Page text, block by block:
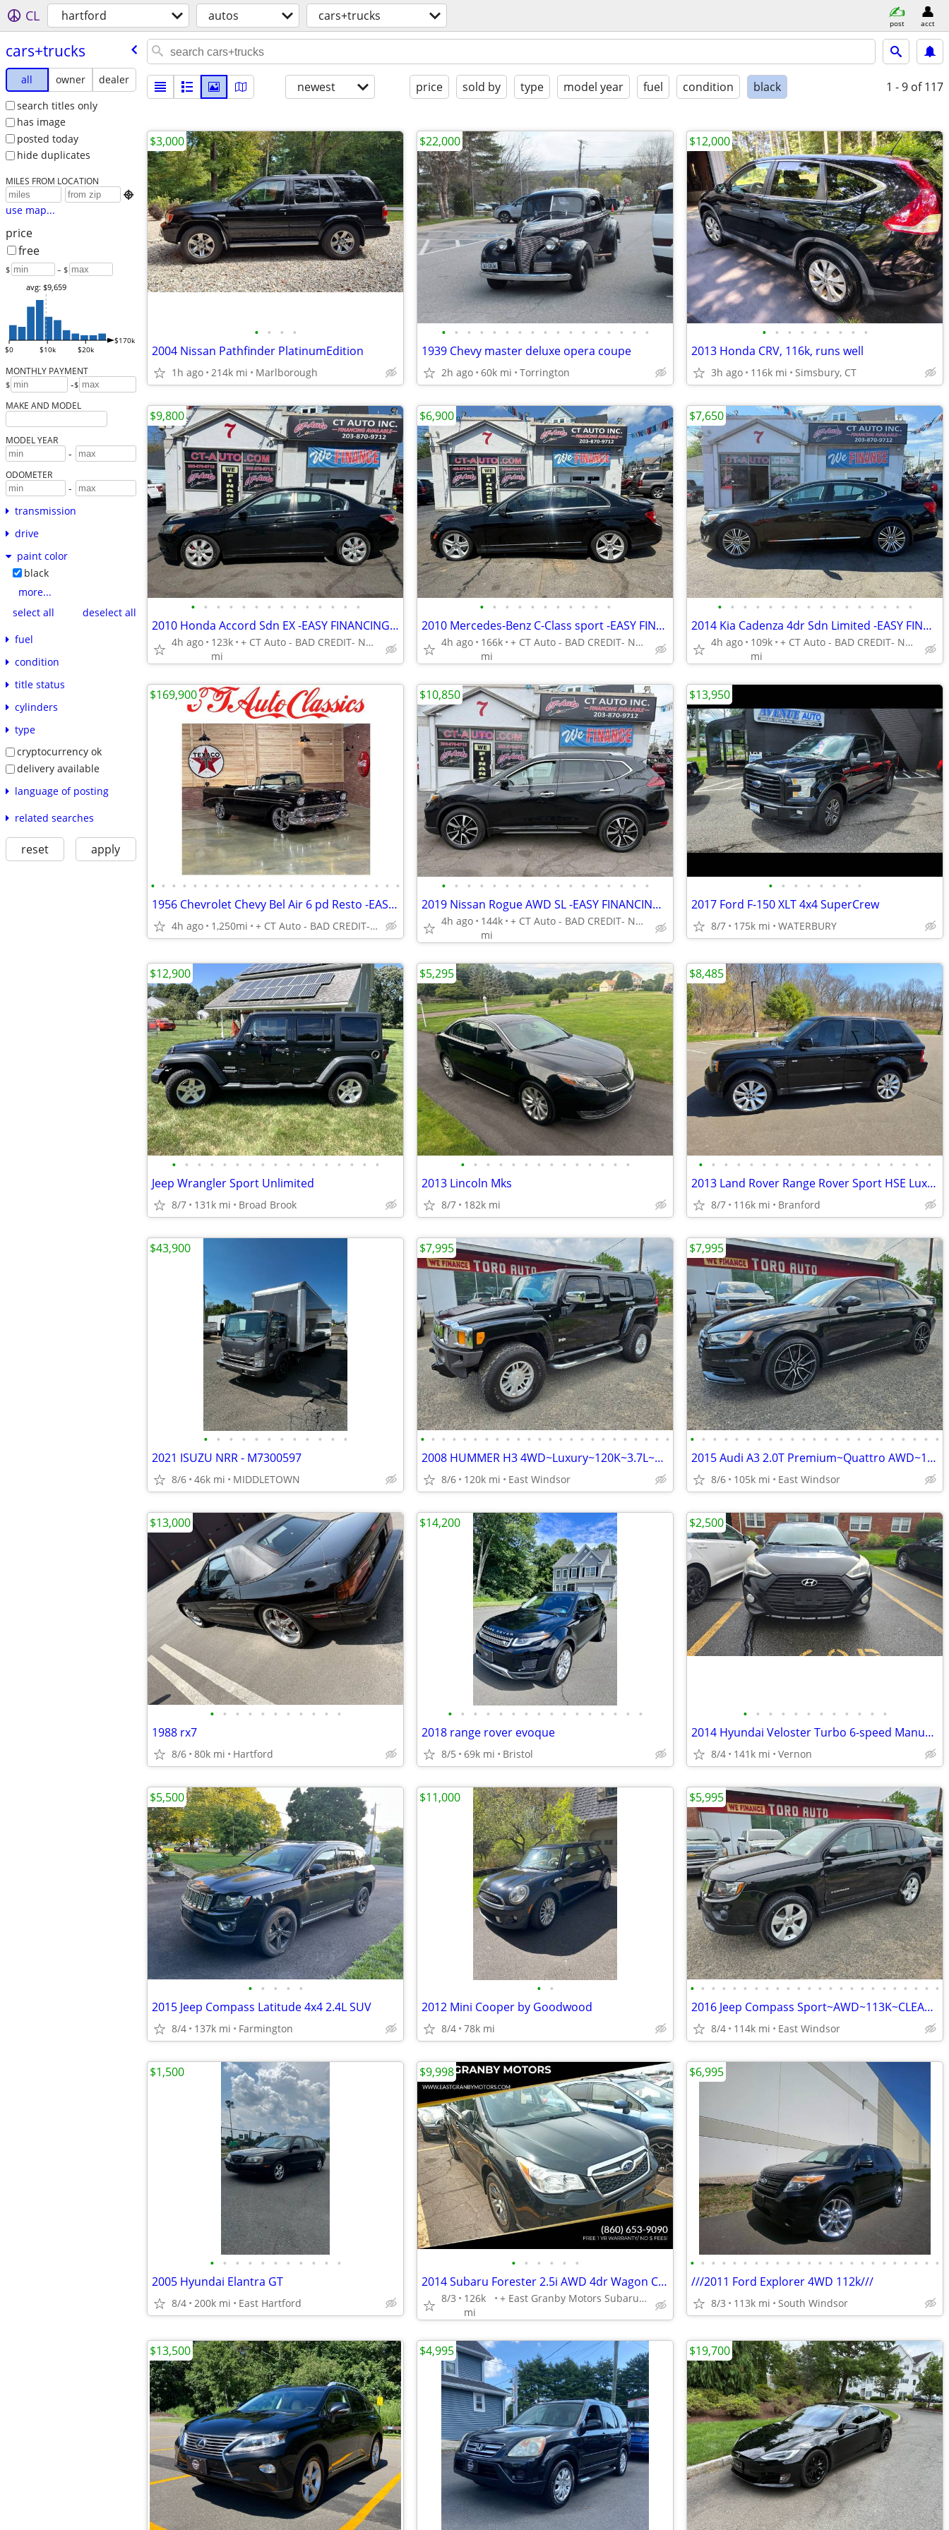
CL hartford autos cars+trucks post acct
cars+trucks
all owner
dealer
search titles only
has image
posted today
hide duplicates
MILES FROM LOCATION

use map...
price
free
$ – $
$0 $10k $20k
$170k
avg: $9,659
MONTHLY PAYMENT
$ -$
MAKE AND MODEL
MODEL YEAR
-
ODOMETER
-
transmission
drive
paint color
black
more...
select all
deselect all
fuel
condition
title status
cylinders
type
cryptocurrency ok
delivery available
language of posting
related searches
reset apply
newest price sold by type model year fuel condition black 1 - 9 of 117
• • • •
2004 Nissan Pathfinder PlatinumEdition
1h ago 214k mi Marlborough
$3,000
• • • • • • • • • • • • • • • • •
1939 Chevy master deluxe opera coupe
2h ago 60k mi Torrington
$22,000
• • • • • • • • •
2013 Honda CRV, 116k, runs well
3h ago 116k mi Simsbury, CT
$12,000
• • • • • • • • • • • • • •
2010 Honda Accord Sdn EX -EASY FINANCING AVAILABLE
4h ago
123k
mi
+ CT Auto - BAD CREDIT- NO CREDIT- NO PROBLEM!
$9,800
• • • • • • • • • • •
2010 Mercedes-Benz C-Class sport -EASY FINANCING AVAILABLE
4h ago
166k
mi
+ CT Auto - BAD CREDIT- NO CREDIT- NO PROBLEM!
$6,900
• • • • • • • • • • • • • • • •
2014 Kia Cadenza 4dr Sdn Limited -EASY FINANCING AVAILABLE
4h ago
109k
mi
+ CT Auto - BAD CREDIT- NO CREDIT- NO PROBLEM!
$7,650
• • • • • • • • • • • • • • • • • • • • • • • •
1956 Chevrolet Chevy Bel Air 6 pd Resto -EASY FINANCING AVAILABLE
4h ago 1,250mi + CT Auto - BAD CREDIT- NO CREDIT- NO PROBLEM!
$169,900
• • • • • • • • • • • • • • • • •
2019 Nissan Rogue AWD SL -EASY FINANCING AVAILABLE
4h ago
144k
mi
+ CT Auto - BAD CREDIT- NO CREDIT- NO PROBLEM!
$10,850
• • • • • • • •
2017 Ford F-150 XLT 4x4 SuperCrew
8/7 175k mi WATERBURY
$13,950
• • • • • • • • • • • • • • • • •
Jeep Wrangler Sport Unlimited
8/7 131k mi Broad Brook
$12,900
• • • • • • • • • • • • • •
2013 Lincoln Mks
8/7 182k mi
$5,295
• • • • • • • • • • • • • • • • • • •
2013 Land Rover Range Rover Sport HSE Luxury... With 116k Miles!!
8/7 116k mi Branford
$8,485
• • • • • • • • • • • •
2021 ISUZU NRR - M7300597
8/6 46k mi MIDDLETOWN
$43,900
• • • • • • • • • • • • • • • • • • • • • • • •
2008 HUMMER H3 4WD~Luxury~120K~3.7L~CLEAN~Finance HERE~~DEAL~~!!
8/6 120k mi East Windsor
$7,995
• • • • • • • • • • • • • • • • • • • • • • •
2015 Audi A3 2.0T Premium~Quattro AWD~105K~Gas SAVER!~Finance HERE~DEA
8/6 105k mi East Windsor
$7,995
• • • • • • • • • • •
1988 rx7
8/6 80k mi Hartford
$13,000
• • • • • • • • • • • • • • • •
2018 range rover evoque
8/5 69k mi Bristol
$14,200
• • • • • • • • • • • •
2014 Hyundai Veloster Turbo 6-speed Manual MECHANIC'S SPECIAL
8/4 141k mi Vernon
$2,500
• • • • •
2015 Jeep Compass Latitude 4x4 2.4L SUV
8/4 137k mi Farmington
$5,500
• •
2012 Mini Cooper by Goodwood
8/4 78k mi
$11,000
• • • • • • • • • • • • • • • • • • • • • • • •
2016 Jeep Compass Sport~AWD~113K~CLEAN~Cheap+Reliable~Finance HERE~DEA
8/4 114k mi East Windsor
$5,995
• • • • • • • • • • •
2005 Hyundai Elantra GT
8/4 200k mi East Hartford
$1,500
• • • • • •
2014 Subaru Forester 2.5i AWD 4dr Wagon CVT - 1 YEAR WARRANTY!!!
8/3
126k
mi
+ East Granby Motors Subaru Specialists
$9,998
• • • • • • • • • • • • • • • • • • • • • • • •
///2011 Ford Explorer 4WD 112k///
8/3 113k mi South Windsor
$6,995
$13,500 $4,995 $19,700